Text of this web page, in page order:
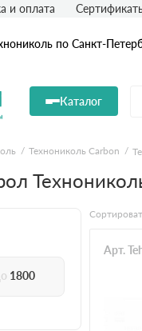
по Санкт-
Каталог
и оплата
Технониколь Carbon
Арт.